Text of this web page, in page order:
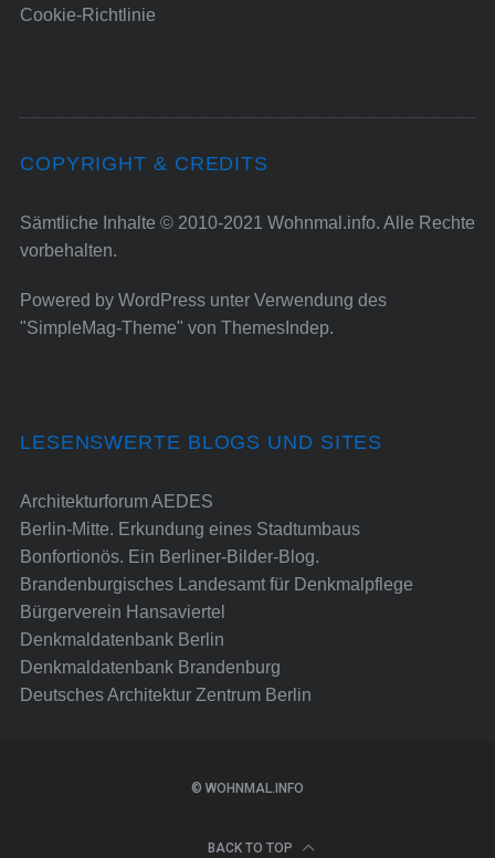
Cookie-Richtlinie
COPYRIGHT & CREDITS
Sämtliche Inhalte © 2010-2021 Wohnmal.info. Alle Rechte
vorbehalten.
Powered by WordPressunter Verwendung des
"SimpleMag-Theme" von ThemesIndep.
LESENSWERTE BLOGS UND SITES
Architekturforum AEDES
Berlin-Mitte. Erkundung eines Stadtumbaus
Bonfortionös. Ein Berliner-Bilder-Blog.
Brandenburgisches Landesamt für Denkmalpflege
Bürgerverein Hansaviertel
Denkmaldatenbank Berlin
Denkmaldatenbank Brandenburg
Deutsches Architektur Zentrum Berlin
© WOHNMAL.INFO
BACK TO TOP